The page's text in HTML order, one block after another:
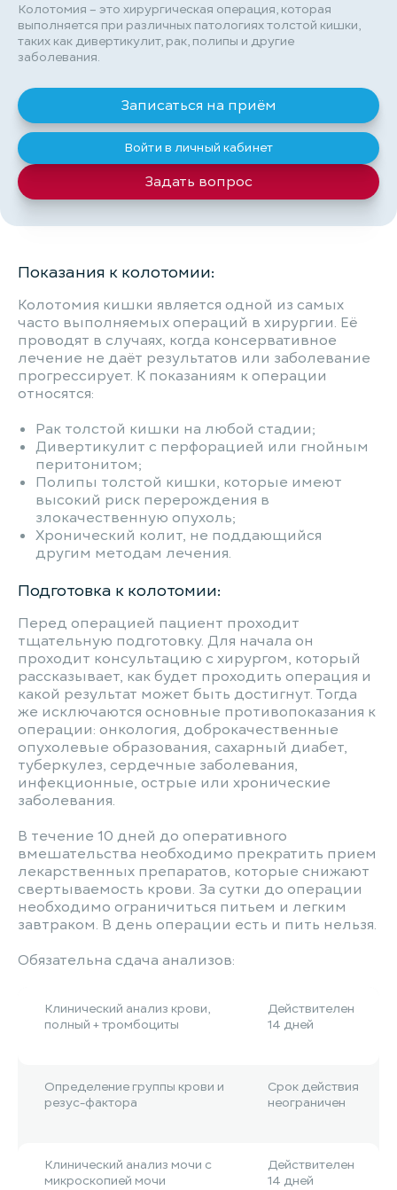
Колотомия – это хирургическая операция, которая
выполняется при различных патологиях толстой кишки,
таких как дивертикулит, рак, полипы и другие
заболевания.
Записаться на приём
Войти в личный кабинет
Задать вопрос
Показания к колотомии:
Колотомия кишки является одной из самых
часто выполняемых операций в хирургии. Её
проводят в случаях, когда консервативное
лечение не даёт результатов или заболевание
прогрессирует. К показаниям к операции
относятся:
Рак толстой кишки на любой стадии;
Дивертикулит с перфорацией или гнойным
перитонитом;
Полипы толстой кишки, которые имеют
высокий риск перерождения в
злокачественную опухоль;
Хронический колит, не поддающийся
другим методам лечения.
Подготовка к колотомии:
Перед операцией пациент проходит
тщательную подготовку. Для начала он
проходит консультацию с хирургом, который
рассказывает, как будет проходить операция и
какой результат может быть достигнут. Тогда
же исключаются основные противопоказания к
операции: онкология, доброкачественные
опухолевые образования, сахарный диабет,
туберкулез, сердечные заболевания,
инфекционные, острые или хронические
заболевания.
В течение 10 дней до оперативного
вмешательства необходимо прекратить прием
лекарственных препаратов, которые снижают
свертываемость крови. За сутки до операции
необходимо ограничиться питьем и легким
завтраком. В день операции есть и пить нельзя.
Обязательна сдача анализов:
Клинический анализ крови,
полный + тромбоциты
Действителен
14 дней
Определение группы крови и
резус-фактора
Срок действия
неограничен
Клинический анализ мочи с
микроскопией мочи
Действителен
14 дней